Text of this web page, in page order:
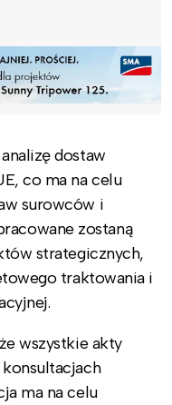
dostaw
co ma na celu
surowców i
zostaną
strategicznych,
traktowania i
wszystkie akty
ma na celu